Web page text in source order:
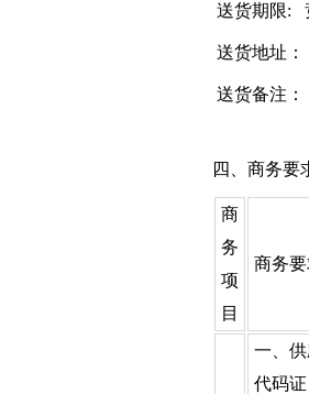
送货期限:
送货地址
送货备注
四、商务要
商
务
项
目
商务
一、
代码